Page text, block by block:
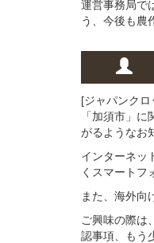
運営事務局で
う、今後も農
[ジャパンク
「加須市」
がるようなお
インターネッ
くスマートフ
また、海外向
ご興味の際は、
認事項、もう